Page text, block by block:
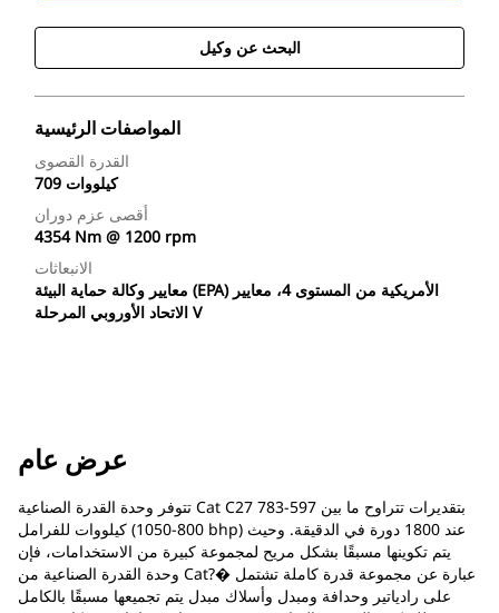
البحث عن وكيل
المواصفات الرئيسية
القدرة القصوى
709 كيلووات
أقصى عزم دوران
4354 Nm @ 1200 rpm
الانبعاثات
معايير وكالة حماية البيئة (EPA) الأمريكية من المستوى 4، معايير
الاتحاد الأوروبي المرحلة V
عرض عام
تتوفر وحدة القدرة الصناعية Cat C27 بتقديرات تتراوح ما بين 597-783
كيلووات للفرامل (800-1050 bhp) عند 1800 دورة في الدقيقة. وحيث
يتم تكوينها مسبقًا بشكل مريح لمجموعة كبيرة من الاستخدامات، فإن
وحدة القدرة الصناعية من Cat?� عبارة عن مجموعة قدرة كاملة تشتمل
على رادياتير وحدافة ومبدل وأسلاك مبدل يتم تجميعها مسبقًا بالكامل